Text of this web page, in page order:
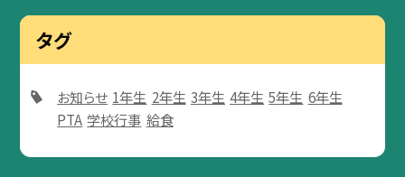
タグ
お知らせ 1年生 2年生 3年生 4年生 5年生 6年生
PTA 学校行事 給食